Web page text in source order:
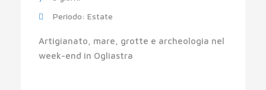
Periodo: Estate
Artigianato, mare, grotte e archeologia nel
week-end in Ogliastra